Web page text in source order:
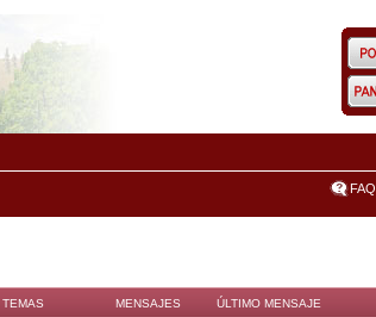
FAQ
TEMAS MENSAJES ÚLTIMO MENSAJE